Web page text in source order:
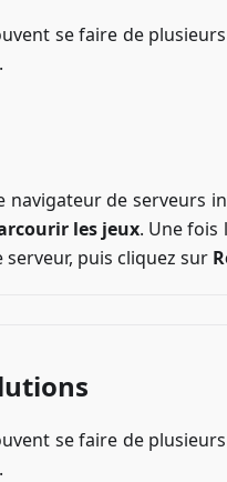
se faire de
de serveurs
les jeux. Une fois
puis cliquez sur
se faire de